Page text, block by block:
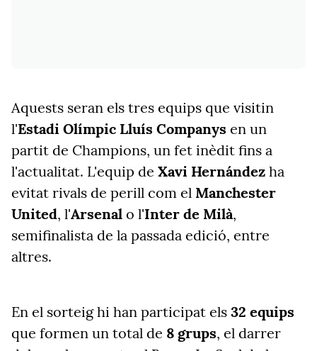
Aquests seran els tres equips que visitin
l'Estadi Olímpic Lluís Companys en un
partit de Champions, un fet inèdit fins a
l'actualitat. L'equip de Xavi Hernández ha
evitat rivals de perill com el Manchester
United, l'Arsenal o l'Inter de Milà,
semifinalista de la passada edició, entre
altres.
En el sorteig hi han participat els 32 equips
que formen un total de 8 grups, el darrer